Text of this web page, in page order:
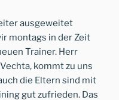
ausgeweitet
montags in der Zeit
Trainer. Herr
kommt zu uns
die Eltern sind mit
gut zufrieden. Das